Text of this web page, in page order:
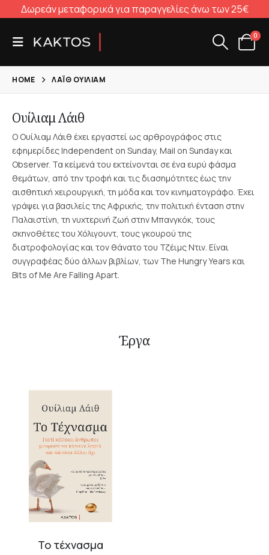
Δωρεάν μεταφορικά για παραγγελίες άνω των 25€
0
HOME ΛΆΙΘ ΟΥΊΛΙΑΜ
Ουίλιαμ Λάιθ
Ο Ουίλιαμ Λάιθ έχει εργαστεί ως αρθρογράφος στις
εφημερίδες Independent on Sunday, Mail on Sunday και
Observer. Τα κείμενά του εκτείνονται σε ένα ευρύ φάσμα
θεμάτων, από την τροφή και τις διασημότητες έως την
αισθητική χειρουργική, τη μόδα και τον κινηματογράφο. Έχει
γράψει για βασιλείς της Αφρικής, την πολιτική ένταση στην
Παλαιστίνη, τη νυχτερινή ζωή στην Μπανγκόκ, τους
σκηνοθέτες του Χόλιγουντ, τους γκουρού της
διατροφολογίας και τον θάνατο του Τζέιμς Ντιν. Είναι
συγγραφέας δύο άλλων βιβλίων, των The Hungry Years και
Bits of Me Are Falling Apart.
Έργα
Το τέχνασμα